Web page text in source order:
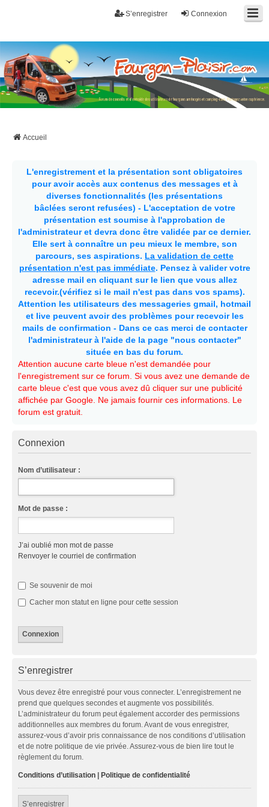
Connexion
S’enregistrer
Fourgon-plaisir.com
Forum de conseils et d'entraide des utilisateurs de fourgons, fourgons
aménagés, vans et de camping-car. Partagez votre expérience.
Accueil
L'enregistrement et la présentation sont obligatoires
pour avoir accès aux contenus des messages et à
diverses fonctionnalités (les présentations
bâclées seront refusées) - L'acceptation de votre
présentation est soumise à l'approbation de
l'administrateur et devra donc être validée par ce dernier.
Elle sert à connaître un peu mieux le membre, son
parcours, ses aspirations. La validation de cette
présentation n'est pas immédiate. Pensez à valider votre
adresse mail en cliquant sur le lien que vous allez
recevoir.(vérifiez si le mail n'est pas dans vos spams).
Attention les utilisateurs des messageries gmail, hotmail
et live peuvent avoir des problèmes pour recevoir les
mails de confirmation - Dans ce cas merci de contacter
l'administrateur à l'aide de la page "nous contacter"
située en bas du forum.
Attention aucune carte bleue n'est demandée pour
l'enregistrement sur ce forum. Si vous avez une demande de
carte bleue c'est que vous avez dû cliquer sur une publicité
affichée par Google. Ne jamais fournir ces informations. Le
forum est gratuit.
Connexion
Nom d’utilisateur :
Mot de passe :
J’ai oublié mon mot de passe
Renvoyer le courriel de confirmation
Se souvenir de moi
Cacher mon statut en ligne pour cette session
S’enregistrer
Vous devez être enregistré pour vous connecter. L’enregistrement ne
prend que quelques secondes et augmente vos possibilités.
L’administrateur du forum peut également accorder des permissions
additionnelles aux membres du forum. Avant de vous enregistrer,
assurez-vous d’avoir pris connaissance de nos conditions d’utilisation
et de notre politique de vie privée. Assurez-vous de bien lire tout le
règlement du forum.
Conditions d’utilisation Politique de confidentialité
S’enregistrer